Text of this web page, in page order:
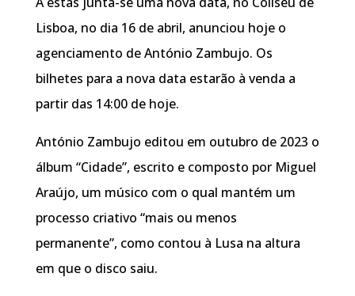
Lisboa, no dia 16 de abril, anunciou hoje o
agenciamento de António Zambujo. Os
bilhetes para a nova data estarão à venda a
partir das 14:00 de hoje.
António Zambujo editou em outubro de 2023 o
álbum “Cidade”, escrito e composto por Miguel
Araújo, um músico com o qual mantém um
processo criativo “mais ou menos
permanente”, como contou à Lusa na altura
em que o disco saiu.